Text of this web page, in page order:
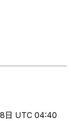
日 UTC 04:40